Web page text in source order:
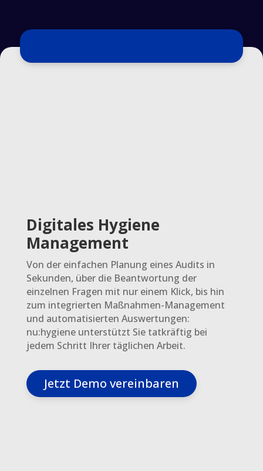
Digitales Hygiene
Management
Von der einfachen Planung eines Audits in
Sekunden, über die Beantwortung der
einzelnen Fragen mit nur einem Klick, bis hin
zum integrierten Maßnahmen-Management
und automatisierten Auswertungen:
nu:hygiene unterstützt Sie tatkräftig bei
jedem Schritt Ihrer täglichen Arbeit.
Jetzt Demo vereinbaren